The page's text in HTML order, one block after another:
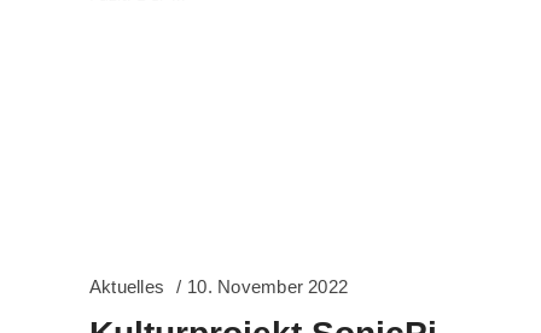
Aktuelles 10. November 2022